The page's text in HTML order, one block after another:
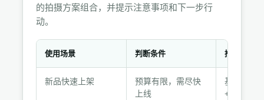
的拍摄方案组合，并提示注意事项和下一步行
动。
使用场景 判断条件 推荐选择
新品快速上架
预算有限，需尽快
上线
基础套餐
+10详情图